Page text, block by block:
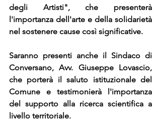
degli Artisti", che presenterà
l'importanza dell'arte e della solidarietà
nel sostenere cause così significative.
Saranno presenti anche il Sindaco di
Conversano, Avv. Giuseppe Lovascio,
che porterà il saluto istituzionale del
Comune e testimonierà l'importanza
del supporto alla ricerca scientifica a
livello territoriale.